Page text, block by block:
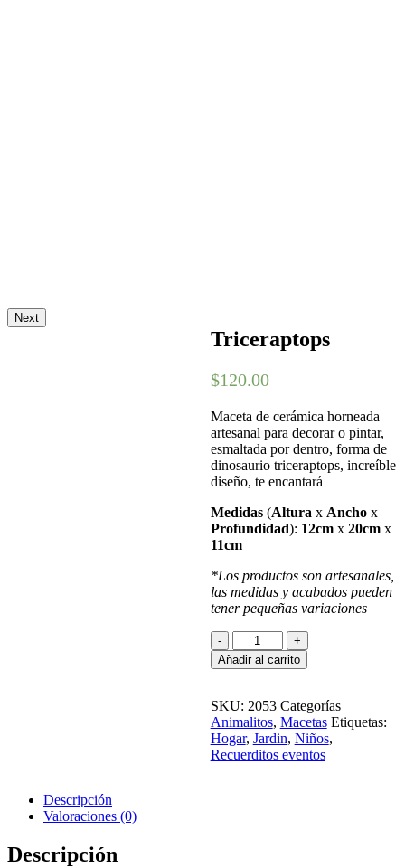
Next
Triceraptops
$120.00
Maceta de cerámica horneada
artesanal para decorar o pintar,
esmaltada por dentro, forma de
dinosaurio triceraptops, increíble
diseño, te encantará
Medidas (Altura x Ancho x
Profundidad): 12cmx 20cm x
11cm
*Los productos son artesanales,
las medidas y acabados pueden
tener pequeñas variaciones
Añadir al carrito
SKU: 2053 Categorías
Animalitos, Macetas Etiquetas:
Hogar, Jardin, Niños,
Recuerditos eventos
Descripción
Valoraciones (0)
Descripción